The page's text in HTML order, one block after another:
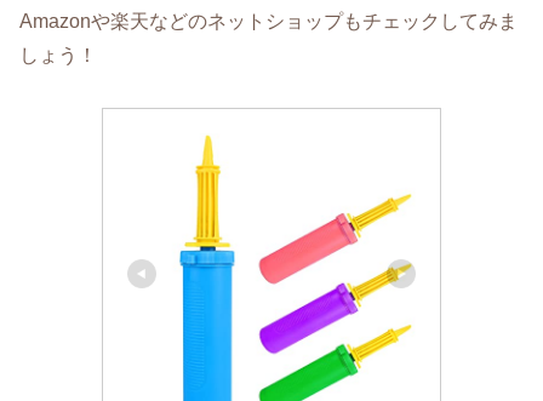
Amazonや楽天などのネットショップもチェックしてみま
しょう！